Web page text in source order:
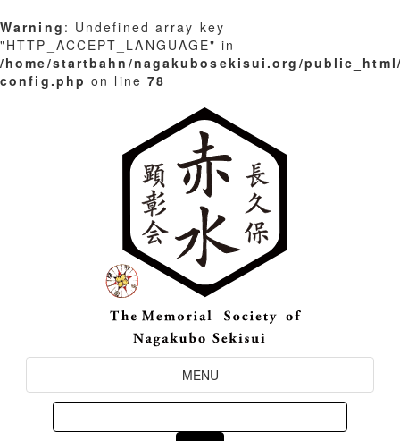
Warning : Undefined array key
"HTTP_ACCEPT_LANGUAGE" in
/home/startbahn/nagakubosekisui.org/
config.php on line 78
Toggle
Navigation
MENU
Search
for: